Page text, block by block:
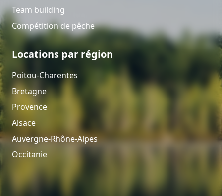
Team building
Compétition de pêche
Locations par région
Poitou-Charentes
Bretagne
Provence
Alsace
Auvergne-Rhône-Alpes
Occitanie